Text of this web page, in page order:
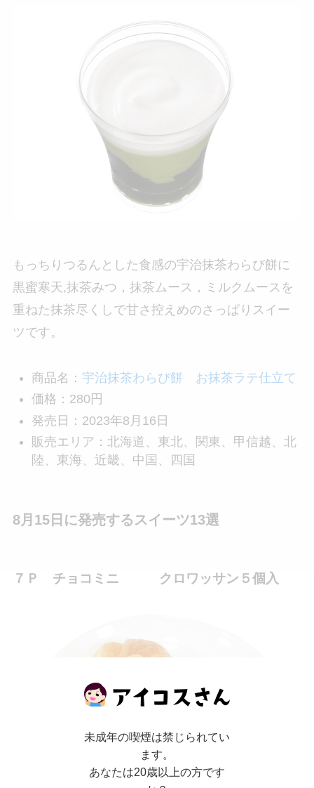
もっちりつるんとした食感の宇治抹茶わらび餅に
黒蜜寒天,抹茶みつ，抹茶ムース，ミルクムースを
重ねた抹茶尽くしで甘さ控えめのさっぱりスイー
ツです。
商品名： 宇治抹茶わらび餅 お抹茶ラテ仕立て
価格：280円
発売日：2023年8月16日
販売エリア：北海道、東北、関東、甲信越、北
陸、東海、近畿、中国、四国
8月15日に発売するスイーツ13選
７Ｐ チョコミニ クロワッサン５個入
未成年の喫煙は禁じられてい
ます。
あなたは20歳以上の方です